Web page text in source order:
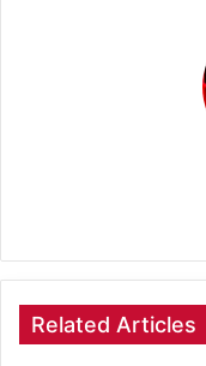
Related Articles